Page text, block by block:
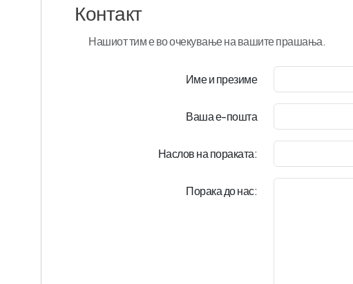
Контакт
Нашиот тим е во очекување на вашите прашања.
Име и презиме
Ваша е-пошта
Наслов на пораката:
Порака до нас: